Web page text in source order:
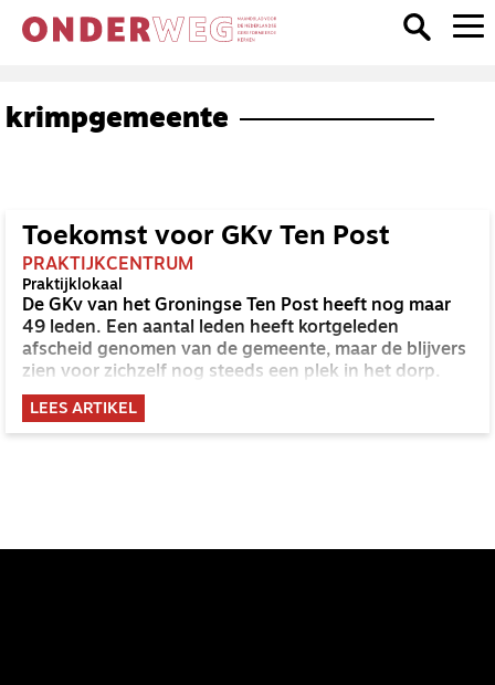
krimpgemeente
Toekomst voor GKv Ten Post
PRAKTIJKCENTRUM
Praktijklokaal
De GKv van het Groningse Ten Post heeft nog maar
49 leden. Een aantal leden heeft kortgeleden
afscheid genomen van de gemeente, maar de blijvers
zien voor zichzelf nog steeds een plek in het dorp.
LEES ARTIKEL